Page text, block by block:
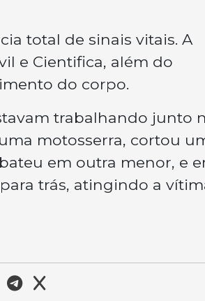
total de sinais vitais. A
e Cientifica, além do
do corpo.
trabalhando junto
motosserra, cortou
em outra menor, e
trás, atingindo a